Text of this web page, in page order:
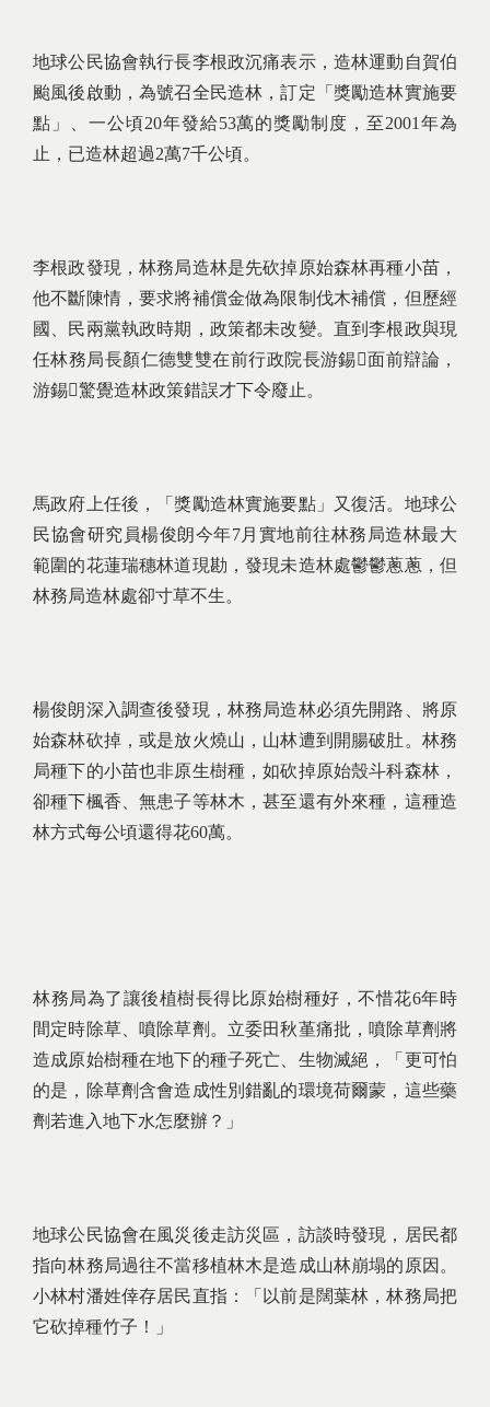
地球公民協會執行長李根政沉痛表示，造林運動自賀伯
颱風後啟動，為號召全民造林，訂定「獎勵造林實施要
點」、一公頃20年發給53萬的獎勵制度，至2001年為
止，已造林超過2萬7千公頃。
李根政發現，林務局造林是先砍掉原始森林再種小苗，
他不斷陳情，要求將補償金做為限制伐木補償，但歷經
國、民兩黨執政時期，政策都未改變。直到李根政與現
任林務局長顏仁德雙雙在前行政院長游錫面前辯論，
游錫驚覺造林政策錯誤才下令廢止。
馬政府上任後，「獎勵造林實施要點」又復活。地球公
民協會研究員楊俊朗今年7月實地前往林務局造林最大
範圍的花蓮瑞穗林道現勘，發現未造林處鬱鬱蔥蔥，但
林務局造林處卻寸草不生。
楊俊朗深入調查後發現，林務局造林必須先開路、將原
始森林砍掉，或是放火燒山，山林遭到開腸破肚。林務
局種下的小苗也非原生樹種，如砍掉原始殼斗科森林，
卻種下楓香、無患子等林木，甚至還有外來種，這種造
林方式每公頃還得花60萬。
林務局為了讓後植樹長得比原始樹種好，不惜花6年時
間定時除草、噴除草劑。立委田秋堇痛批，噴除草劑將
造成原始樹種在地下的種子死亡、生物滅絕，「更可怕
的是，除草劑含會造成性別錯亂的環境荷爾蒙，這些藥
劑若進入地下水怎麼辦？」
地球公民協會在風災後走訪災區，訪談時發現，居民都
指向林務局過往不當移植林木是造成山林崩塌的原因。
小林村潘姓倖存居民直指：「以前是闊葉林，林務局把
它砍掉種竹子！」